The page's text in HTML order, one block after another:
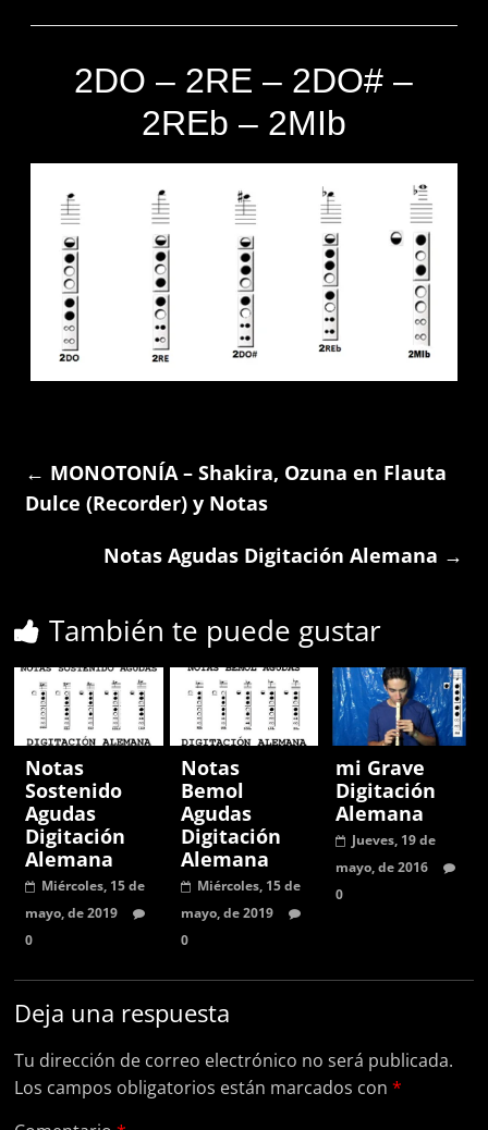
2DO – 2RE – 2DO# –
2REb – 2MIb
← MONOTONÍA – Shakira, Ozuna en Flauta
Dulce (Recorder) y Notas
Notas Agudas Digitación Alemana →
También te puede gustar
Notas
Sostenido
Agudas
Digitación
Alemana
Miércoles, 15 de
mayo, de 2019
0
Notas
Bemol
Agudas
Digitación
Alemana
Miércoles, 15 de
mayo, de 2019
0
mi Grave
Digitación
Alemana
Jueves, 19 de
mayo, de 2016
0
Deja una respuesta
Tu dirección de correo electrónico no será publicada.
Los campos obligatorios están marcados con*